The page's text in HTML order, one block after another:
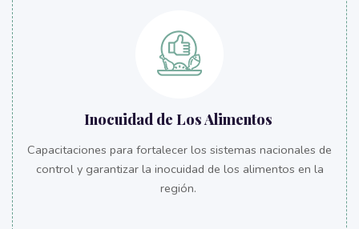
Inocuidad de Los Alimentos
Capacitaciones para fortalecer los sistemas nacionales de
control y garantizar la inocuidad de los alimentos en la
región.